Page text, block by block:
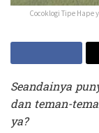
Cocoklogi Tipe
Seandainya
dan teman-
ya?